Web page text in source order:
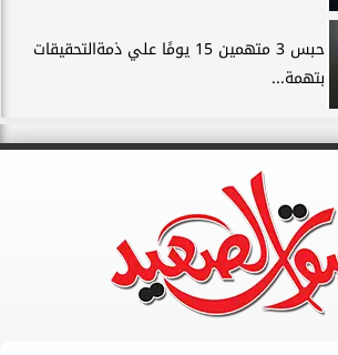
حبس 3 متهمين 15 يومًا علي ذمةالتحقيقات
بتهمة...